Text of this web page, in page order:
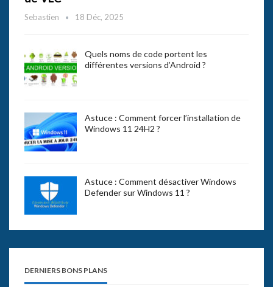
Sebastien 18 Déc, 2025
Quels noms de code portent les
différentes versions d’Android ?
Astuce : Comment forcer l’installation de
Windows 11 24H2 ?
Astuce : Comment désactiver Windows
Defender sur Windows 11 ?
DERNIERS BONS PLANS